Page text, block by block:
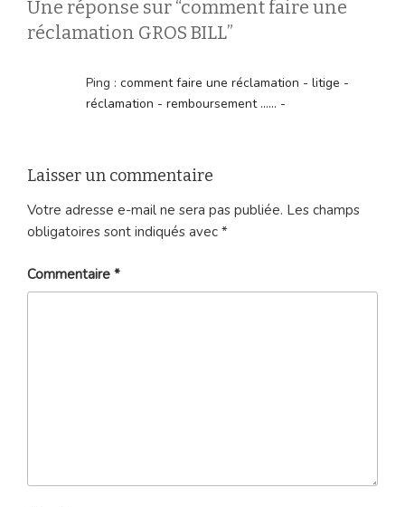
Une réponse sur “comment faire une
réclamation GROS BILL”
Ping : comment faire une réclamation - litige -
réclamation - remboursement ...... -
Laisser un commentaire
Votre adresse e-mail ne sera pas publiée. Les champs
obligatoires sont indiqués avec *
Commentaire *